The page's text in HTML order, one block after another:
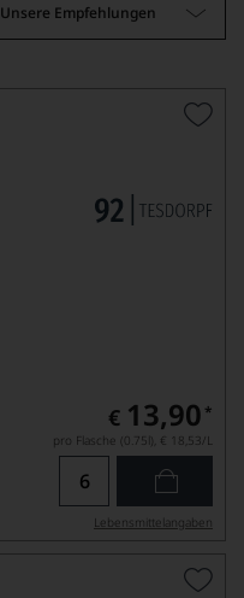
Unsere Empfehlungen
€ 13,90 *
pro Flasche (0.75l), € 18,53/L
Lebensmittel­angaben